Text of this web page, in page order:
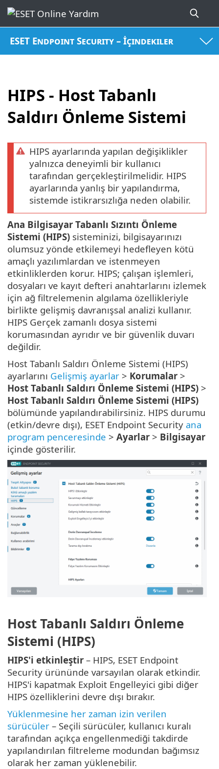
ESET Endpoint Security – İçindekiler
HIPS - Host Tabanlı
Saldırı Önleme Sistemi
HIPS ayarlarında yapılan değişiklikler
yalnızca deneyimli bir kullanıcı
tarafından gerçekleştirilmelidir. HIPS
ayarlarında yanlış bir yapılandırma,
sistemde istikrarsızlığa neden olabilir.
Ana Bilgisayar Tabanlı Sızıntı Önleme
Sistemi (HIPS) sisteminizi, bilgisayarınızı
olumsuz yönde etkilemeyi hedefleyen kötü
amaçlı yazılımlardan ve istenmeyen
etkinliklerden korur. HIPS; çalışan işlemleri,
dosyaları ve kayıt defteri anahtarlarını izlemek
için ağ filtrelemenin algılama özellikleriyle
birlikte gelişmiş davranışsal analizi kullanır.
HIPS Gerçek zamanlı dosya sistemi
korumasından ayrıdır ve bir güvenlik duvarı
değildir.
Host Tabanlı Saldırı Önleme Sistemi (HIPS)
ayarlarını Gelişmiş ayarlar > Korumalar >
Host Tabanlı Saldırı Önleme Sistemi (HIPS) >
Host Tabanlı Saldırı Önleme Sistemi (HIPS)
bölümünde yapılandırabilirsiniz. HIPS durumu
(etkin/devre dışı), ESET Endpoint Security ana
program penceresinde > Ayarlar > Bilgisayar
içinde gösterilir.
Host Tabanlı Saldırı Önleme
Sistemi (HIPS)
HIPS'i etkinleştir – HIPS, ESET Endpoint
Security ürününde varsayılan olarak etkindir.
HIPS'i kapatmak Exploit Engelleyici gibi diğer
HIPS özelliklerini devre dışı bırakır.
Yüklenmesine her zaman izin verilen
sürücüler – Seçili sürücüler, kullanıcı kuralı
tarafından açıkça engellenmediği takdirde
yapılandırılan filtreleme modundan bağımsız
olarak her zaman yüklenebilir.